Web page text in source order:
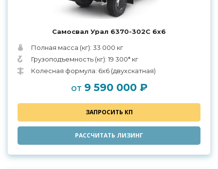
Самосвал Урал 6370-302С 6х6
Полная масса (кг): 33 000 кг
Грузоподъемность (кг): 19 300* кг
Колесная формула: 6х6 (двухскатная)
от 9 590 000 ₽
ЗАПРОСИТЬ КП
РАССЧИТАТЬ ЛИЗИНГ